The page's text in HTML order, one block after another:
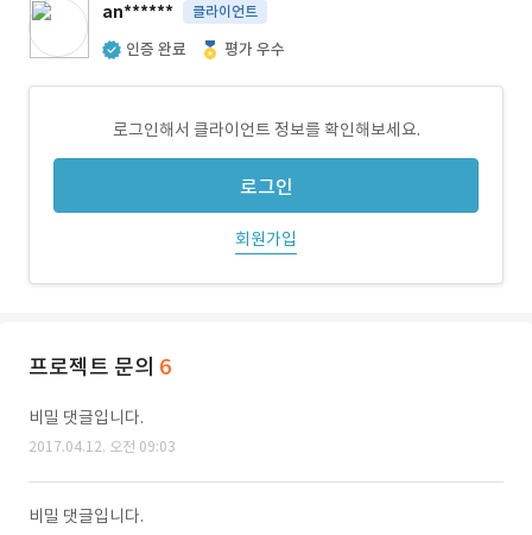
an****** 클라이언트
인증 완료 평가 우수
로그인해서 클라이언트 정보를 확인해보세요.
로그인
회원가입
프로젝트 문의 6
비밀 댓글입니다.
2017.04.12. 오전 09:03
비밀 댓글입니다.